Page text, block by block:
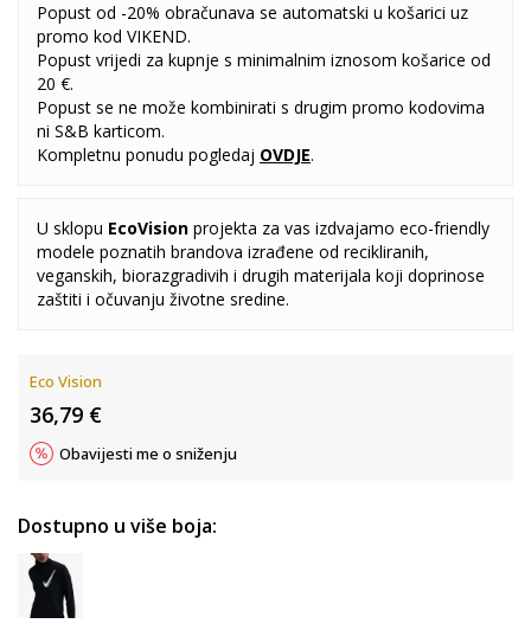
Popust od -20% obračunava se automatski u košarici uz
promo kod VIKEND.
Popust vrijedi za kupnje s minimalnim iznosom košarice od
20 €.
Popust se ne može kombinirati s drugim promo kodovima
ni S&B karticom.
Kompletnu ponudu pogledaj OVDJE.
U sklopu EcoVision projekta za vas izdvajamo eco-friendly
modele poznatih brandova izrađene od recikliranih,
veganskih, biorazgradivih i drugih materijala koji doprinose
zaštiti i očuvanju životne sredine.
Eco Vision
36,79 €
Obavijesti me o sniženju
Dostupno u više boja: